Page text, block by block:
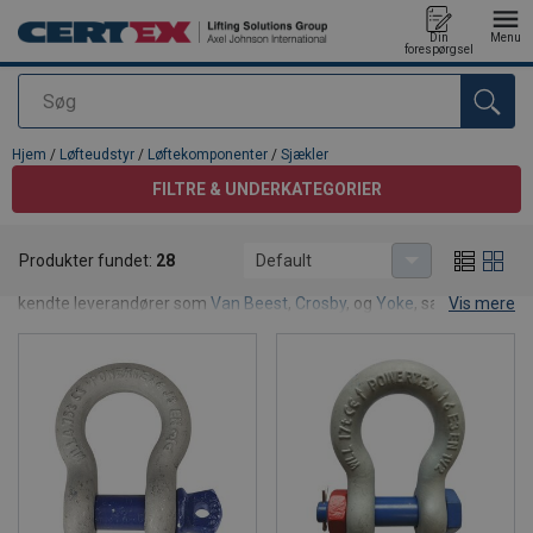
Søg
Din
forespørgsel
Menu
Produktet blev tilføjet til din forespørgsel
Hjem / Løfteudstyr / Løftekomponenter / Sjækler
FILTRE & UNDERKATEGORIER
Hos CERTEX Danmark A/S har vi et bredt udvalg af sjækler, fra
kendte leverandører som Van Beest, Crosby, og Yoke, samt vores
finder vi sammen frem til et produkt du kan bruge – og findes det
ikke i vores standard sortiment, fremstiller vi det selv. Se for
eksempel disse
specialsjækler
, som vi selv producerer på
forespørgsel.
Hvad er en sjækkel?
Vis mere
Produkter fundet: 28 Default